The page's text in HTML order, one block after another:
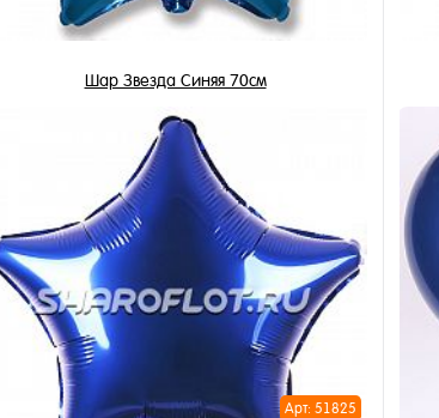
Шар Звезда Синяя 70см
1 290 ₽/ шт
В корзину
Купить в 1 клик
В избранное
В наличии
В
Арт: 51825